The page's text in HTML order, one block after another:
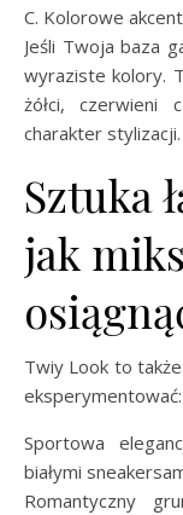
C. Kolorowe
Jeśli Twoja baza
wyraziste kolory.
żółci, czerwieni
charakter stylizacji.
Sztuka
jak
Twiy Look to
eksperymentować:
Sportowa
białymi
Romantyczny